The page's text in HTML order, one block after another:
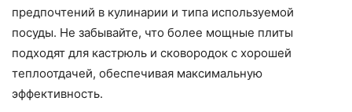
предпочтений в кулинарии и типа используемой
посуды. Не забывайте, что более мощные плиты
подходят для кастрюль и сковородок с хорошей
теплоотдачей, обеспечивая максимальную
эффективность.